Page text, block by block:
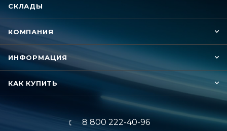
СКЛАДЫ
КОМПАНИЯ
ИНФОРМАЦИЯ
КАК КУПИТЬ
8 800 222-40-96